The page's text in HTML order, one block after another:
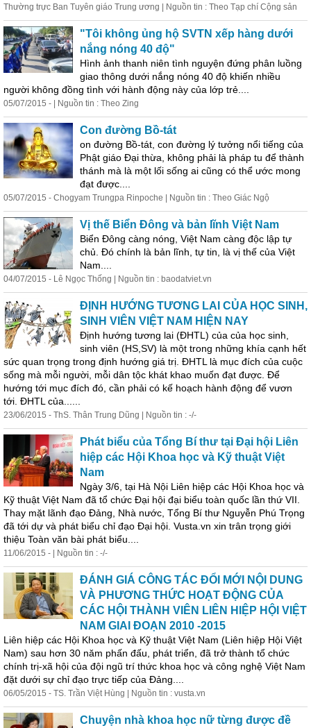
Thường trực Ban Tuyên giáo Trung ương | Nguồn tin : Theo Tạp chí Cộng sản
"Tôi không ủng hộ SVTN xếp hàng dưới
nắng nóng 40 độ"
Hình ảnh thanh niên tình nguyện đứng phân luồng
giao thông dưới nắng nóng 40 độ khiến nhiều
người không đồng tình với hành động này của lớp trẻ....
05/07/2015 - | Nguồn tin : Theo Zing
Con đường Bồ-tát
on đường Bồ-tát, con đường lý tưởng nổi tiếng của
Phật giáo Đại thừa, không phải là pháp tu để thành
thánh mà là một lối sống ai cũng có thể ước mong
đạt được....
05/07/2015 - Chogyam Trungpa Rinpoche | Nguồn tin : Theo Giác Ngộ
Vị thế Biển Đông và bản lĩnh Việt Nam
Biển Đông càng nóng, Việt Nam càng độc lập tự
chủ. Đó chính là bản lĩnh, tự tin, là vị thế của Việt
Nam....
04/07/2015 - Lê Ngọc Thống | Nguồn tin : baodatviet.vn
ĐỊNH HƯỚNG TƯƠNG LAI CỦA HỌC SINH,
SINH VIÊN VIỆT NAM HIỆN NAY
Định hướng tương lai (ĐHTL) của của học sinh,
sinh viên (HS,SV) là một trong những khía cạnh hết
sức quan trọng trong định hướng giá trị. ĐHTL là mục đích của cuộc
sống mà mỗi người, mỗi dân tộc khát khao muốn đạt được. Để
hướng tới mục đích đó, cần phải có kế hoạch hành động để vươn
tới. ĐHTL của......
23/06/2015 - ThS. Thân Trung Dũng | Nguồn tin : -/-
Phát biểu của Tổng Bí thư tại Đại hội Liên
hiệp các Hội Khoa học và Kỹ thuật Việt
Nam
Ngày 3/6, tại Hà Nội Liên hiệp các Hội Khoa học và
Kỹ thuật Việt Nam đã tổ chức Đại hội đại biểu toàn quốc lần thứ VII.
Thay mặt lãnh đạo Đảng, Nhà nước, Tổng Bí thư Nguyễn Phú Trọng
đã tới dự và phát biểu chỉ đạo Đại hội. Vusta.vn xin trân trọng giới
thiệu Toàn văn bài phát biểu....
11/06/2015 - | Nguồn tin : -/-
ĐÁNH GIÁ CÔNG TÁC ĐỔI MỚI NỘI DUNG
VÀ PHƯƠNG THỨC HOẠT ĐỘNG CỦA
CÁC HỘI THÀNH VIÊN LIÊN HIỆP HỘI VIỆT
NAM GIAI ĐOẠN 2010 -2015
Liên hiệp các Hội Khoa học và Kỹ thuật Việt Nam (Liên hiệp Hội Việt
Nam) sau hơn 30 năm phấn đấu, phát triển, đã trở thành tổ chức
chính trị-xã hội của đội ngũ trí thức khoa học và công nghệ Việt Nam
đặt dưới sự chỉ đạo trực tiếp của Đảng....
06/05/2015 - TS. Trần Việt Hùng | Nguồn tin : vusta.vn
Chuyện nhà khoa học nữ từng được đề